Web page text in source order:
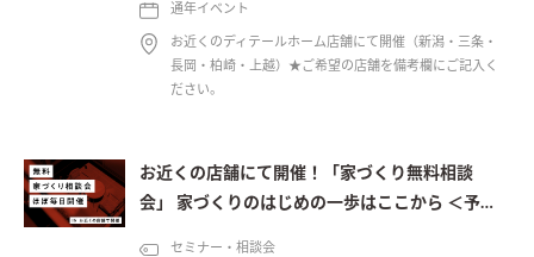
通年イベント
お近くのディテールホーム店舗にて開催（新潟・三条・
長岡・柏崎・上越）★ご希望の店舗を備考欄にご記入く
ださい。
お近くの店舗にて開催！「家づくり無料相談
会」 家づくりのはじめの一歩はここから ＜予約
セミナー・相談会